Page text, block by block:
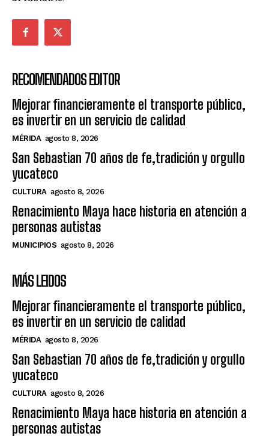
RECOMENDADOS EDITOR
Mejorar financieramente el transporte público,
es invertir en un servicio de calidad
MÉRIDA agosto 8, 2026
San Sebastian 70 años de fe,tradición y orgullo
yucateco
CULTURA agosto 8, 2026
Renacimiento Maya hace historia en atención a
personas autistas
MUNICIPIOS agosto 8, 2026
MÁS LEIDOS
Mejorar financieramente el transporte público,
es invertir en un servicio de calidad
MÉRIDA agosto 8, 2026
San Sebastian 70 años de fe,tradición y orgullo
yucateco
CULTURA agosto 8, 2026
Renacimiento Maya hace historia en atención a
personas autistas